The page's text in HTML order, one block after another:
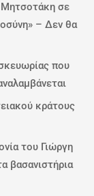
Μητσοτάκη σε
– Δεν θα
που
κράτους
του Γιώργη
βασανιστήρια